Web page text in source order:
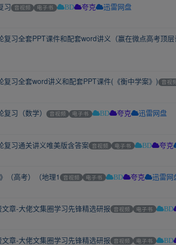
习 音视频 电子书 BD 夸克 迅雷网盘
复习全套PPT课件和配套word讲义（赢在微点高考顶
复习全套word讲义和配套PPT课件(《衡中学案》) 音视
习（数学） 音视频 电子书 BD 夸克 迅雷网盘
复习通关讲义唯美版含答案 音视频 电子书 BD 夸克
（高考）（地理1 音视频 电子书 BD 夸克 迅雷网
章-大佬文集圈学习先锋精选研报 音视频 电子书 BD
章-大佬文集圈学习先锋精选研报 音视频 电子书 BD